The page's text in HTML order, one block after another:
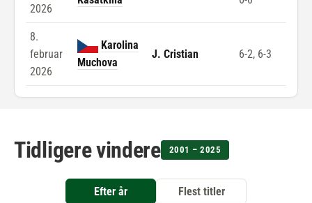
2026
8.
februar
2026
Karolina
Muchova
J. Cristian 6-2, 6-3
Tidligere vindere 2001 – 2025
Efter år Flest titler